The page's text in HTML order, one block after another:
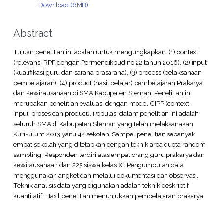
Download (6MB)
Abstract
Tujuan penelitian ini adalah untuk mengungkapkan: (1) context
(relevansi RPP dengan Permendikbud no.22 tahun 2016), (2) input
(kualifikasi guru dan sarana prasarana), (3) process (pelaksanaan
pembelajaran), (4) product (hasil belajar) pembelajaran Prakarya
dan Kewirausahaan di SMA Kabupaten Sleman. Penelitian ini
merupakan penelitian evaluasi dengan model CIPP (context,
input, proses dan product). Populasi dalam penelitian ini adalah
seluruh SMA di Kabupaten Sleman yang telah melaksanakan
Kurikulum 2013 yaitu 42 sekolah. Sampel penelitian sebanyak
empat sekolah yang ditetapkan dengan teknik area quota random
sampling. Responden terdiri atas empat orang guru prakarya dan
kewirausahaan dan 225 siswa kelas XI. Pengumpulan data
menggunakan angket dan melalui dokumentasi dan observasi.
Teknik analisis data yang digunakan adalah teknik deskriptif
kuantitatif. Hasil penelitian menunjukkan pembelajaran prakarya